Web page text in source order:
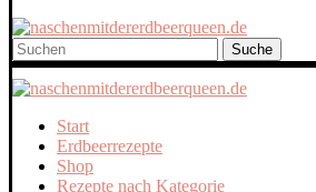
Suche
Start
Erdbeerrezepte
Shop
Rezepte nach Kategorie